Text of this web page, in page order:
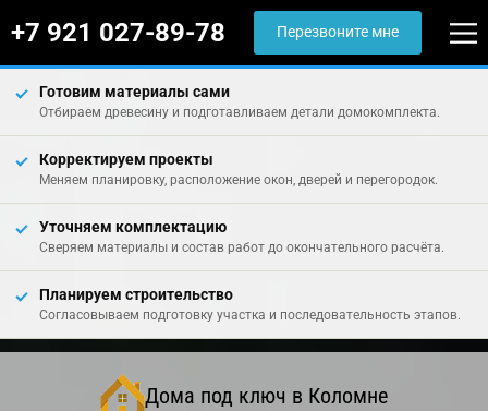
+7 921 027-89-78 Перезвоните мне
Готовим материалы сами
Отбираем древесину и подготавливаем детали домокомплекта.
Корректируем проекты
Меняем планировку, расположение окон, дверей и перегородок.
Уточняем комплектацию
Сверяем материалы и состав работ до окончательного расчёта.
Планируем строительство
Согласовываем подготовку участка и последовательность этапов.
Дома под ключ в Коломне